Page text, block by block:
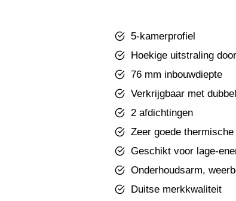
5-kamerprofiel
Hoekige uitstraling
76 mm inbouwdiepte
Verkrijgbaar met
2 afdichtingen
Zeer goede
Geschikt voor lage-
Onderhoudsarm,
Duitse merkkwaliteit